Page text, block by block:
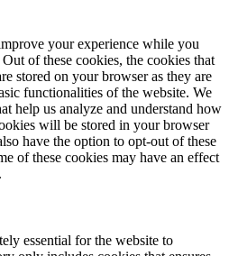
your experience while you
of these cookies, the cookies that
stored on your browser as they are
functionalities of the website. We
help us analyze and understand how
will be stored in your browser
have the option to opt-out of these
of these cookies may have an effect
essential for the website to